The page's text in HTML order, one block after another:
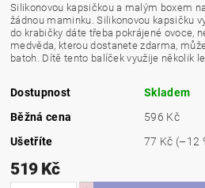
Silikonovou kapsičkou a malým boxem
žádnou maminku. Silikonovou kapsičku
do krabičky dáte třeba pokrájené ovoce,
medvěda, kterou dostanete zdarma,
batoh. Dítě tento balíček využije několik
Dostupnost
Skladem
Běžná cena
596 Kč
Ušetříte
77 Kč (–12
519 Kč